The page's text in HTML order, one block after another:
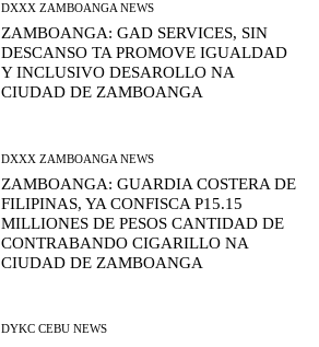
DXXX ZAMBOANGA NEWS
ZAMBOANGA: GAD SERVICES, SIN
DESCANSO TA PROMOVE IGUALDAD
Y INCLUSIVO DESAROLLO NA
CIUDAD DE ZAMBOANGA
DXXX ZAMBOANGA NEWS
ZAMBOANGA: GUARDIA COSTERA DE
FILIPINAS, YA CONFISCA P15.15
MILLIONES DE PESOS CANTIDAD DE
CONTRABANDO CIGARILLO NA
CIUDAD DE ZAMBOANGA
DYKC CEBU NEWS